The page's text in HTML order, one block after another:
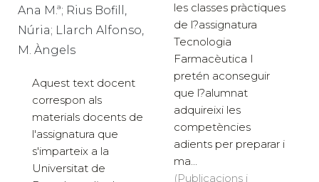
Ana M.ª; Rius Bofill,
Núria; Llarch Alfonso,
M. Àngels
Aquest text docent
correspon als
materials docents de
l'assignatura que
s'imparteix a la
Universitat de
les classes pràctiques
de l?assignatura
Tecnologia
Farmacèutica I
pretén aconseguir
que l?alumnat
adquireixi les
competències
adients per preparar i
ma...
(Publicacions i